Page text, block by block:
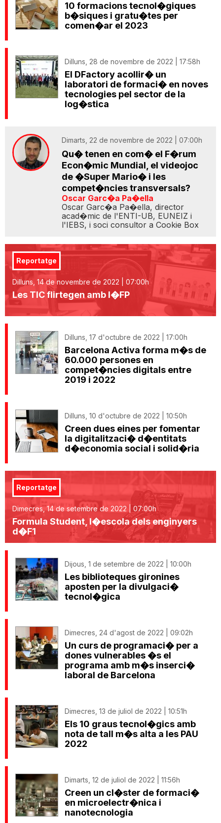
10 formacions tecnol�giques
b�siques i gratu�tes per
comen�ar el 2023
Dilluns, 28 de novembre de 2022 | 17:58h
El DFactory acollir� un
laboratori de formaci� en noves
tecnologies pel sector de la
log�stica
Dimarts, 22 de novembre de 2022 | 07:00h
Qu� tenen en com� el F�rum
Econ�mic Mundial, el videojoc
de �Super Mario� i les
compet�ncies transversals?
Oscar Garc�a Pa�ella
Oscar Garc�a Pa�ella, director
acad�mic de l'ENTI-UB, EUNEIZ i
l'IEBS, i soci consultor a Cookie Box
Reportatge
Dilluns, 14 de novembre de 2022 | 07:00h
Les TIC flirtegen amb l�FP
Dilluns, 17 d'octubre de 2022 | 17:00h
Barcelona Activa forma m�s de
60.000 persones en
compet�ncies digitals entre
2019 i 2022
Dilluns, 10 d'octubre de 2022 | 10:50h
Creen dues eines per fomentar
la digitalitzaci� d�entitats
d�economia social i solid�ria
Reportatge
Dimecres, 14 de setembre de 2022 | 07:00h
Formula Student, l�escola dels enginyers
d�F1
Dijous, 1 de setembre de 2022 | 10:00h
Les biblioteques gironines
aposten per la divulgaci�
tecnol�gica
Dimecres, 24 d'agost de 2022 | 09:02h
Un curs de programaci� per a
dones vulnerables �s el
programa amb m�s inserci�
laboral de Barcelona
Dimecres, 13 de juliol de 2022 | 10:51h
Els 10 graus tecnol�gics amb
nota de tall m�s alta a les PAU
2022
Dimarts, 12 de juliol de 2022 | 11:56h
Creen un cl�ster de formaci�
en microelectr�nica i
nanotecnologia